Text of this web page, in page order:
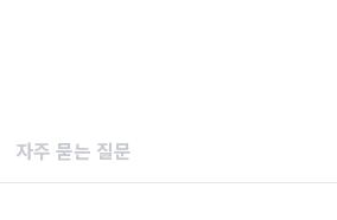
자주 묻는 질문